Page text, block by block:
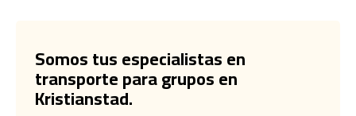
Somos tus especialistas en
transporte para grupos en
Kristianstad.